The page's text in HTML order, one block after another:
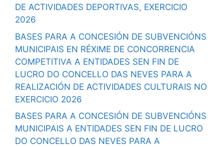
DE ACTIVIDADES DEPORTIVAS, EXERCICIO
2026
BASES PARA A CONCESIÓN DE SUBVENCIÓNS
MUNICIPAIS EN RÉXIME DE CONCORRENCIA
COMPETITIVA A ENTIDADES SEN FIN DE
LUCRO DO CONCELLO DAS NEVES PARA A
REALIZACIÓN DE ACTIVIDADES CULTURAIS NO
EXERCICIO 2026
BASES PARA A CONCESIÓN DE SUBVENCIÓNS
MUNICIPAIS A ENTIDADES SEN FIN DE LUCRO
DO CONCELLO DAS NEVES PARA A